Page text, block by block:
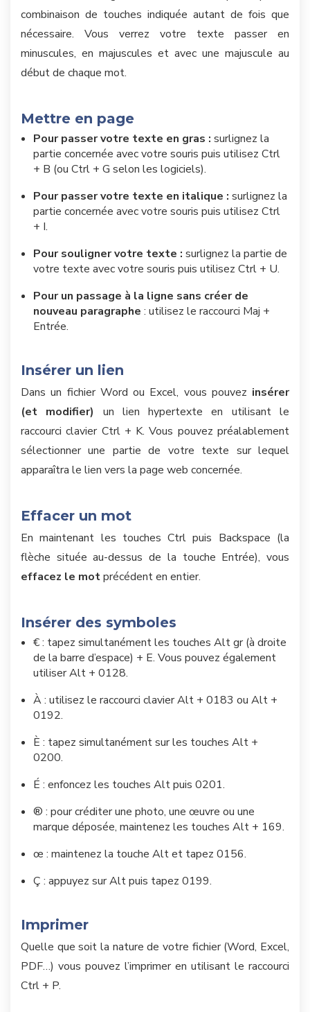
combinaison de touches indiquée autant de fois que
nécessaire. Vous verrez votre texte passer en
minuscules, en majuscules et avec une majuscule au
début de chaque mot.
Mettre en page
Pour passer votre texte en gras : surlignez la
partie concernée avec votre souris puis utilisez Ctrl
+ B (ou Ctrl + G selon les logiciels).
Pour passer votre texte en italique : surlignez la
partie concernée avec votre souris puis utilisez Ctrl
+ I.
Pour souligner votre texte : surlignez la partie de
votre texte avec votre souris puis utilisez Ctrl + U.
Pour un passage à la ligne sans créer de
nouveau paragraphe : utilisez le raccourci Maj +
Entrée.
Insérer un lien
Dans un fichier Word ou Excel, vous pouvez insérer
(et modifier)
un lien hypertexte en utilisant le
raccourci clavier Ctrl + K. Vous pouvez préalablement
sélectionner une partie de votre texte sur lequel
apparaîtra le lien vers la page web concernée.
Effacer un mot
En maintenant les touches Ctrl puis Backspace (la
flèche située au-dessus de la touche Entrée), vous
effacez le motprécédent en entier.
Insérer des symboles
€ : tapez simultanément les touches Alt gr (à droite
de la barre d’espace) + E. Vous pouvez également
utiliser Alt + 0128.
À : utilisez le raccourci clavier Alt + 0183 ou Alt +
0192.
È : tapez simultanément sur les touches Alt +
0200.
É : enfoncez les touches Alt puis 0201.
® : pour créditer une photo, une œuvre ou une
marque déposée, maintenez les touches Alt + 169.
œ : maintenez la touche Alt et tapez 0156.
Ç : appuyez sur Alt puis tapez 0199.
Imprimer
Quelle que soit la nature de votre fichier (Word, Excel,
PDF…) vous pouvez l’imprimer en utilisant le raccourci
Ctrl + P.